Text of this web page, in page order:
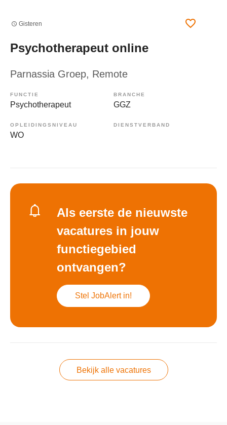
Gisteren
Psychotherapeut online
Parnassia Groep, Remote
FUNCTIE
Psychotherapeut
BRANCHE
GGZ
OPLEIDINGSNIVEAU
WO
DIENSTVERBAND
Als eerste de nieuwste
vacatures in jouw
functiegebied
ontvangen?
Stel JobAlert in!
Bekijk alle vacatures